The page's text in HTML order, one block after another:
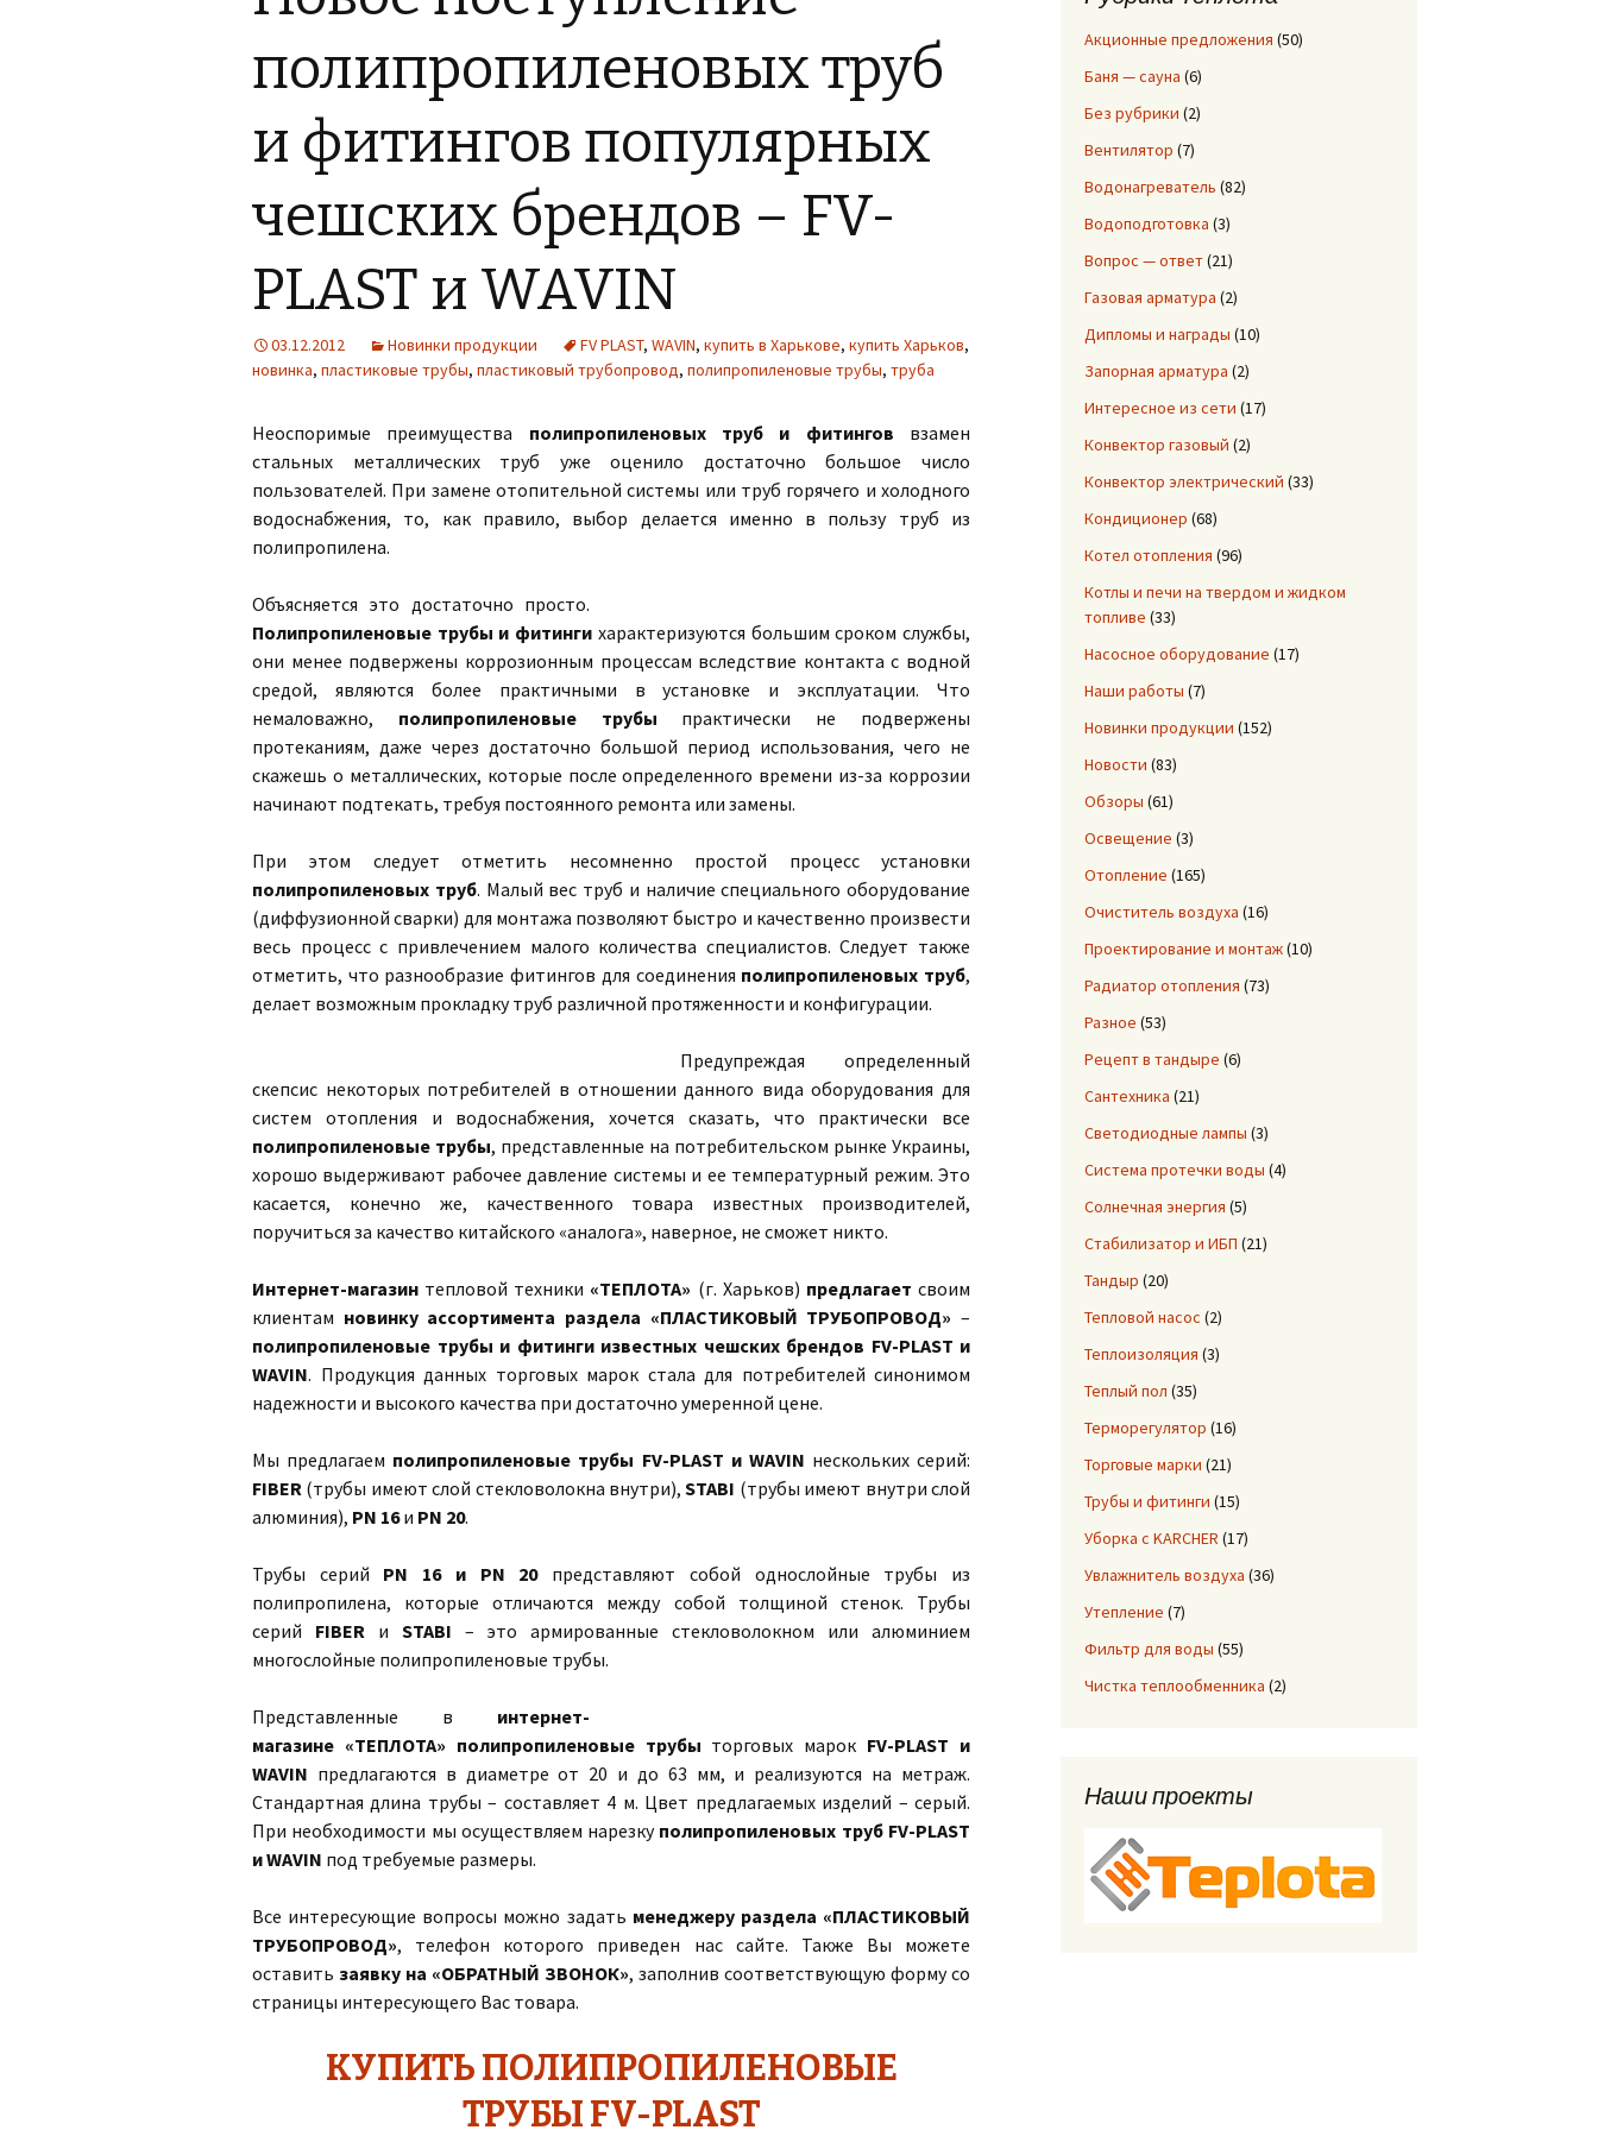
полипропиленовых труб
и фитингов популярных
чешских брендов – FV-
PLAST и WAVIN
03.12.2012 Новинки продукции FV PLAST, WAVIN, купить в Харькове, купить Харьков,
новинка, пластиковые трубы, пластиковый трубопровод, полипропиленовые трубы, труба
Неоспоримые преимущества полипропиленовых труб и фитингов взамен
стальных металлических труб уже оценило достаточно большое число
пользователей. При замене отопительной системы или труб горячего и холодного
водоснабжения, то, как правило, выбор делается именно в пользу труб из
полипропилена.
Объясняется это достаточно просто.
Полипропиленовые трубы и фитинги характеризуются большим сроком службы,
они менее подвержены коррозионным процессам вследствие контакта с водной
средой, являются более практичными в установке и эксплуатации. Что
немаловажно, полипропиленовые трубы практически не подвержены
протеканиям, даже через достаточно большой период использования, чего не
скажешь о металлических, которые после определенного времени из-за коррозии
начинают подтекать, требуя постоянного ремонта или замены.
При этом следует отметить несомненно простой процесс установки
полипропиленовых труб. Малый вес труб и наличие специального оборудование
(диффузионной сварки) для монтажа позволяют быстро и качественно произвести
весь процесс с привлечением малого количества специалистов. Следует также
отметить, что разнообразие фитингов для соединения полипропиленовых труб,
делает возможным прокладку труб различной протяженности и конфигурации.
Предупреждая определенный
скепсис некоторых потребителей в отношении данного вида оборудования для
систем отопления и водоснабжения, хочется сказать, что практически все
полипропиленовые трубы, представленные на потребительском рынке Украины,
хорошо выдерживают рабочее давление системы и ее температурный режим. Это
касается, конечно же, качественного товара известных производителей,
поручиться за качество китайского «аналога», наверное, не сможет никто.
Интернет-магазин тепловой техники «ТЕПЛОТА» (г. Харьков) предлагает своим
клиентам новинку ассортимента раздела «ПЛАСТИКОВЫЙ ТРУБОПРОВОД» –
полипропиленовые трубы и фитинги известных чешских брендов FV-PLAST и
WAVIN. Продукция данных торговых марок стала для потребителей синонимом
надежности и высокого качества при достаточно умеренной цене.
Мы предлагаем полипропиленовые трубы FV-PLAST и WAVIN нескольких серий:
FIBER (трубы имеют слой стекловолокна внутри),STABI (трубы имеют внутри слой
алюминия), PN 16и PN 20.
Трубы серий PN 16 и PN 20представляют собой однослойные трубы из
полипропилена, которые отличаются между собой толщиной стенок. Трубы
серий FIBERи STABI – это армированные стекловолокном или алюминием
многослойные полипропиленовые трубы.
Представленные в интернет-
магазине «ТЕПЛОТА» полипропиленовые трубы торговых марок FV-PLAST и
WAVIN предлагаются в диаметре от 20 и до 63 мм, и реализуются на метраж.
Стандартная длина трубы – составляет 4 м. Цвет предлагаемых изделий – серый.
При необходимости мы осуществляем нарезку полипропиленовых труб FV-PLAST
и WAVIN под требуемые размеры.
Все интересующие вопросы можно задать менеджеру раздела «ПЛАСТИКОВЫЙ
ТРУБОПРОВОД», телефон которого приведен нас сайте. Также Вы можете
оставить заявку на «ОБРАТНЫЙ ЗВОНОК», заполнив соответствующую форму со
страницы интересующего Вас товара.
КУПИТЬ ПОЛИПРОПИЛЕНОВЫЕ
ТРУБЫ FV-PLAST
Акционные предложения (50)
Баня — сауна (6)
Без рубрики (2)
Вентилятор (7)
Водонагреватель (82)
Водоподготовка (3)
Вопрос — ответ(21)
Газовая арматура (2)
Дипломы и награды (10)
Запорная арматура (2)
Интересное из сети (17)
Конвектор газовый (2)
Конвектор электрический (33)
Кондиционер (68)
Котел отопления (96)
Котлы и печи на твердом и жидком
топливе (33)
Насосное оборудование (17)
Наши работы (7)
Новинки продукции (152)
Новости (83)
Обзоры (61)
Освещение (3)
Отопление (165)
Очиститель воздуха (16)
Проектирование и монтаж(10)
Радиатор отопления (73)
Разное (53)
Рецепт в тандыре (6)
Сантехника (21)
Светодиодные лампы (3)
Система протечки воды (4)
Солнечная энергия (5)
Стабилизатор и ИБП (21)
Тандыр (20)
Тепловой насос (2)
Теплоизоляция (3)
Теплый пол (35)
Терморегулятор (16)
Торговые марки (21)
Трубы и фитинги (15)
Уборка с KARCHER (17)
Увлажнитель воздуха (36)
Утепление (7)
Фильтр для воды (55)
Чистка теплообменника (2)
Наши проекты